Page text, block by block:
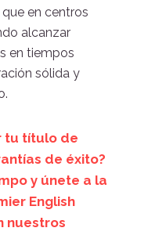
en centros
alcanzar
en tiempos
sólida y
tu título de
de éxito?
y únete a la
English
nuestros